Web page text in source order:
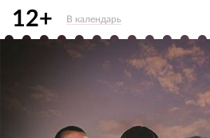
12+ В календарь